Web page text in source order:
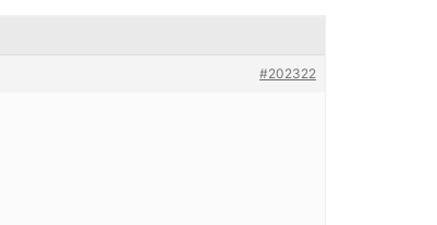
#202322